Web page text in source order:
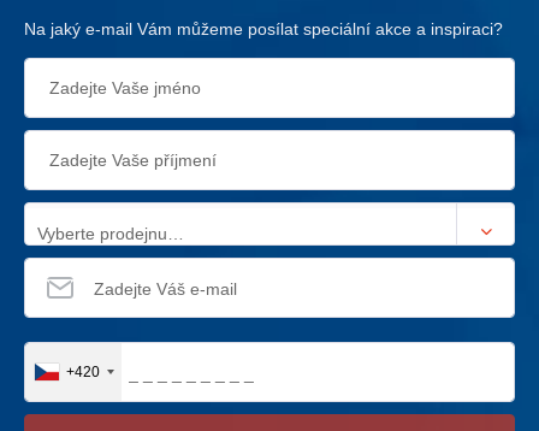
Na jaký e-mail Vám můžeme posílat speciální akce a inspiraci?
Vyberte prodejnu…
+420